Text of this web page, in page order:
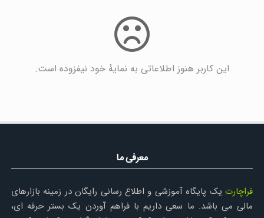
این کاربر هنوز اطلاعاتی به نمایۀ خود نیفزوده است.
معرفی ما
فراچارتیک پایگاه آموزشی و اطلاع رسانی رایگان در زمینه بازارهای
مالی می باشد. ما سعی داریم با فراهم آوردن یک بستر حرفه ای،